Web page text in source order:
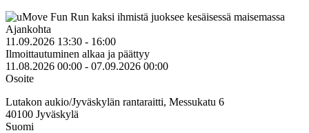
Ajankohta
11.09.2026 13:30 - 16:00
Ilmoittautuminen alkaa ja päättyy
11.08.2026 00:00 - 07.09.2026 00:00
Osoite
Lutakon aukio/Jyväskylän rantaraitti, Messukatu 6
40100 Jyväskylä
Suomi